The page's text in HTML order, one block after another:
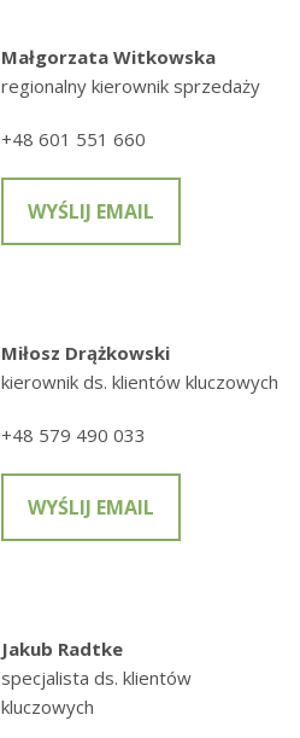
Małgorzata Witkowska
regionalny kierownik sprzedaży
+48 601 551 660
WYŚLIJ EMAIL
Miłosz Drążkowski
kierownik ds. klientów kluczowych
+48 579 490 033
WYŚLIJ EMAIL
Jakub Radtke
specjalista ds. klientów
kluczowych